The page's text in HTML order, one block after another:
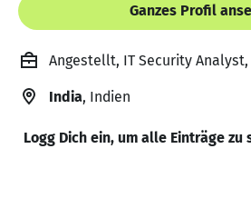
Ganzes Profil
Angestellt, IT Security Analyst,
India, Indien
Logg Dich ein, um alle Einträge zu